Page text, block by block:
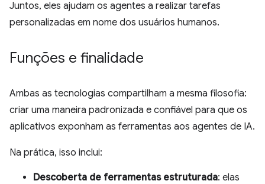
Juntos, eles ajudam os agentes a realizar tarefas
personalizadas em nome dos usuários humanos.
Funções e finalidade
Ambas as tecnologias compartilham a mesma filosofia:
criar uma maneira padronizada e confiável para que os
aplicativos exponham as ferramentas aos agentes de IA.
Na prática, isso inclui:
Descoberta de ferramentas estruturada: elas